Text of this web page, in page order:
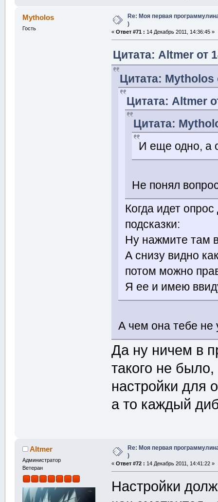
Mytholos
Гость
Re: Моя первая
)
«Ответ #71 : 14 Декабрь 2011, 14:36:45 »
Цитата: Altmer от
Цитата: Mytholos
Цитата: Altmer
Цитата:
И еще одно, а
Не понял
Когда идет
подсказки:
Ну нажмите там
А снизу видно
потом можно
Я ее и имею
А чем она тебе не
Да ну ничем в
такого не
настройки для
а то каждый
Altmer
Администратор
Ветеран
Re: Моя первая
)
«Ответ #72 : 14 Декабрь 2011, 14:41:22 »
Настройки